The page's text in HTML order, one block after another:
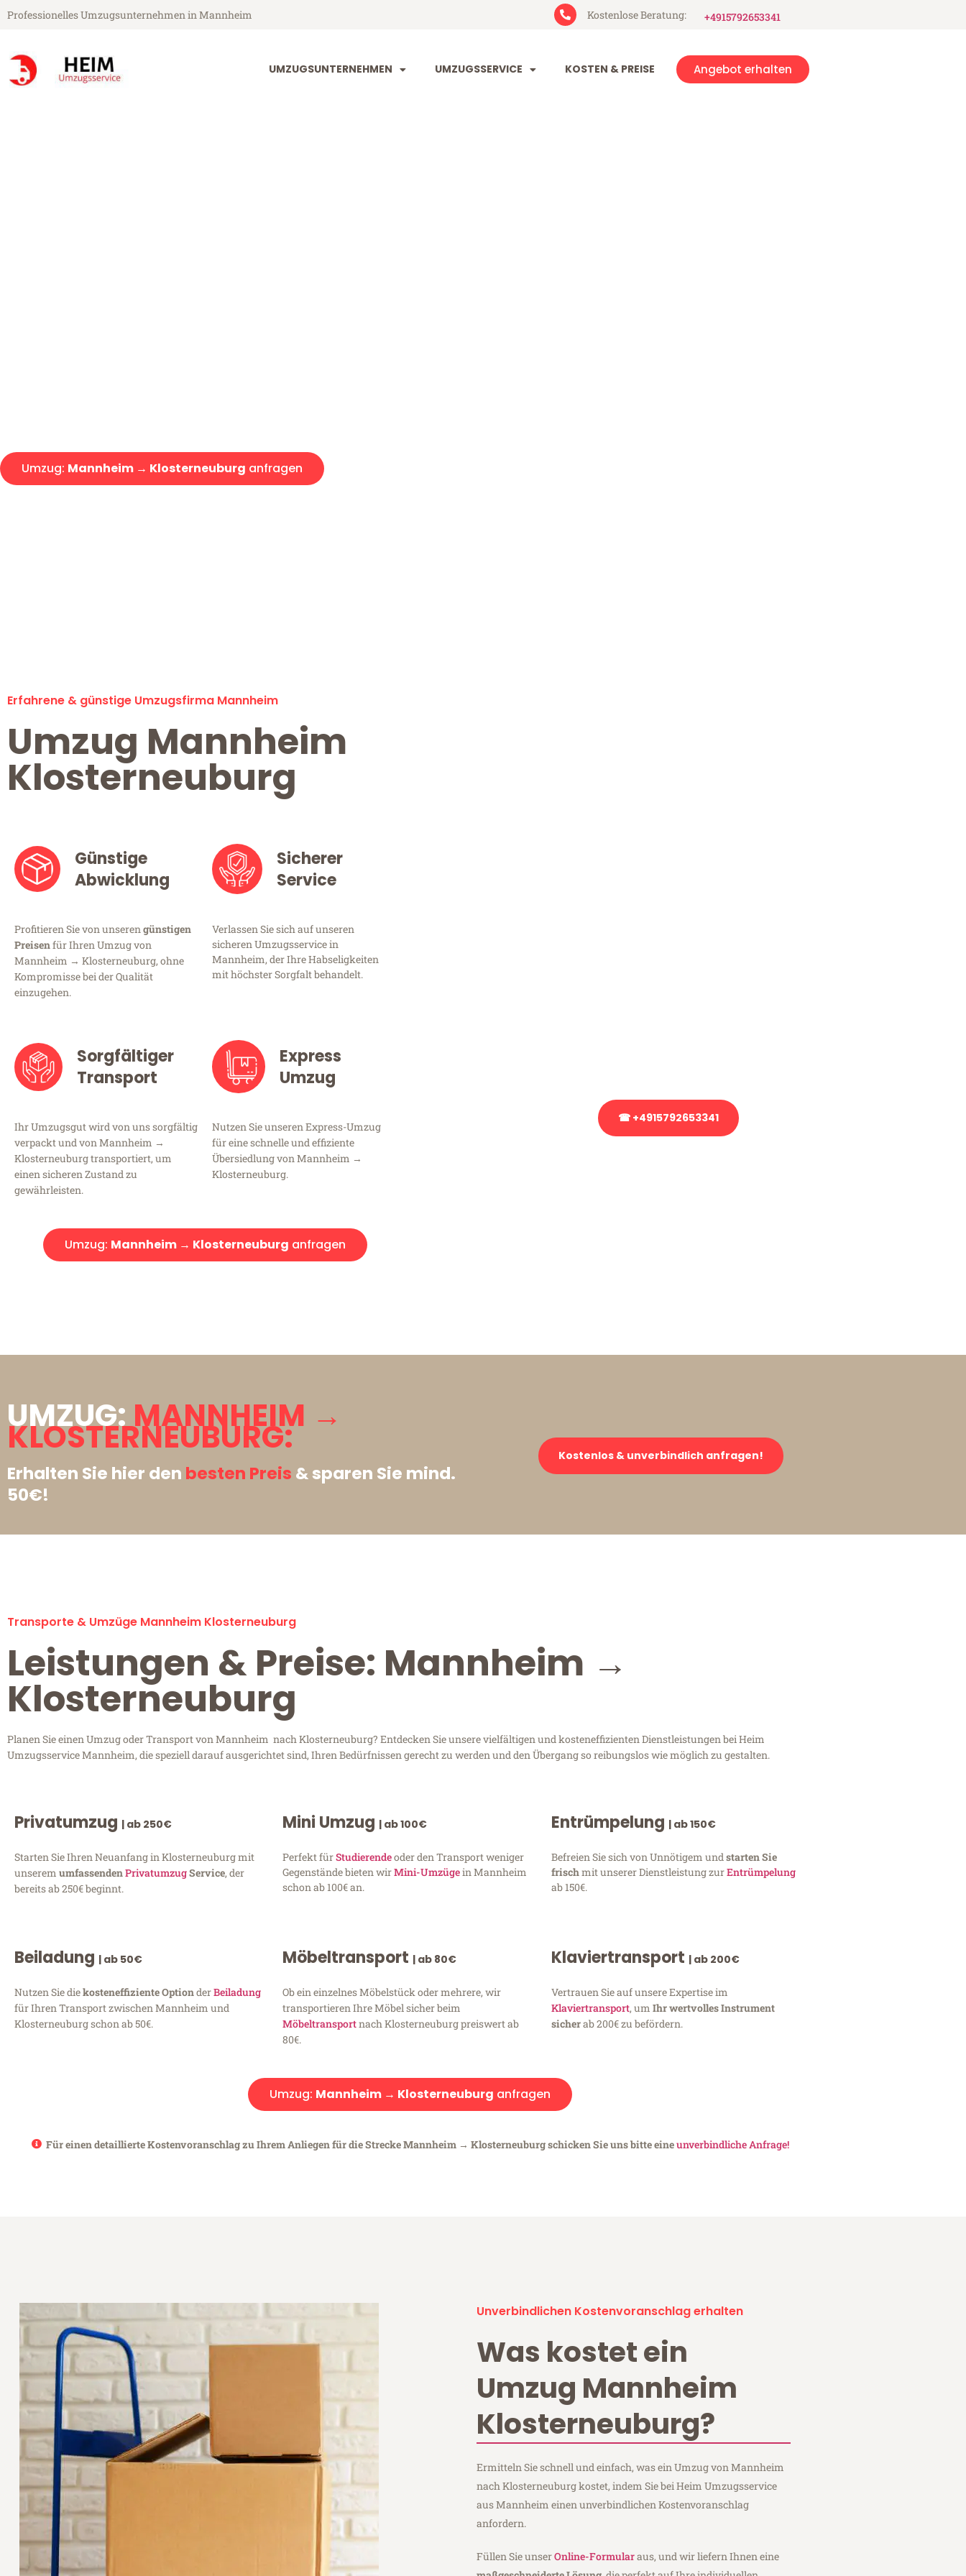
Professionelles Umzugsunternehmen in Mannheim Kostenlose Beratung: +4915792653341
UMZUGSUNTERNEHMEN UMZUGSSERVICE KOSTEN & PREISE Angebot erhalten
Umzug: Mannheim → Klosterneuburg anfragen
Erfahrene & günstige Umzugsfirma Mannheim
Umzug Mannheim
Klosterneuburg
Günstige
Abwicklung
Profitieren Sie von unserengünstigen
Preisenfür Ihren Umzug von
Mannheim → Klosterneuburg, ohne
Kompromisse bei der Qualität
einzugehen.
Sicherer
Service
Verlassen Sie sich auf unseren
sicheren Umzugsservice in
Mannheim, der Ihre Habseligkeiten
mit höchster Sorgfalt behandelt.
Sorgfältiger
Transport
Ihr Umzugsgut wird von uns sorgfältig
verpackt und von Mannheim →
Klosterneuburg transportiert, um
einen sicheren Zustand zu
gewährleisten.
Express
Umzug
Nutzen Sie unseren Express-Umzug
für eine schnelle und effiziente
Übersiedlung von Mannheim →
Klosterneuburg.
Umzug: Mannheim → Klosterneuburg anfragen
☎ +4915792653341
UMZUG:MANNHEIM →
KLOSTERNEUBURG:
Erhalten Sie hier den besten Preis & sparen Sie mind.
50€!
Kostenlos & unverbindlich anfragen!
Transporte & Umzüge Mannheim Klosterneuburg
Leistungen & Preise: Mannheim →
Klosterneuburg
Planen Sie einen Umzug oder Transport von Mannheim nach Klosterneuburg? Entdecken Sie unsere vielfältigen und kosteneffizienten Dienstleistungen bei Heim
Umzugsservice Mannheim, die speziell darauf ausgerichtet sind, Ihren Bedürfnissen gerecht zu werden und den Übergang so reibungslos wie möglich zu gestalten.
Privatumzug | ab 250€
Starten Sie Ihren Neuanfang in Klosterneuburg mit
unserem umfassendenPrivatumzugService, der
bereits ab 250€ beginnt.
Mini Umzug | ab 100€
Perfekt fürStudierendeoder den Transport weniger
Gegenstände bieten wirMini-Umzügein Mannheim
schon ab 100€ an.
Entrümpelung | ab 150€
Befreien Sie sich von Unnötigem undstarten Sie
frischmit unserer Dienstleistung zurEntrümpelung
ab 150€.
Beiladung | ab 50€
Nutzen Sie diekosteneffiziente OptionderBeiladung
für Ihren Transport zwischen Mannheim und
Klosterneuburg schon ab 50€.
Möbeltransport | ab 80€
Ob ein einzelnes Möbelstück oder mehrere, wir
transportieren Ihre Möbel sicher beim
Möbeltransportnach Klosterneuburg preiswert ab
80€.
Klaviertransport | ab 200€
Vertrauen Sie auf unsere Expertise im
Klaviertransport, um Ihr wertvolles Instrument
sicherab 200€ zu befördern.
Umzug: Mannheim → Klosterneuburg anfragen
Für einen detaillierte Kostenvoranschlag zu Ihrem Anliegen für die Strecke Mannheim → Klosterneuburg schicken Sie uns bitte eineunverbindliche Anfrage!
Unverbindlichen Kostenvoranschlag erhalten
Was kostet ein
Umzug Mannheim
Klosterneuburg?
Ermitteln Sie schnell und einfach, was ein Umzug von Mannheim
nach Klosterneuburg kostet, indem Sie bei Heim Umzugsservice
aus Mannheim einen unverbindlichen Kostenvoranschlag
anfordern.
Füllen Sie unserOnline-Formularaus, und wir liefern Ihnen eine